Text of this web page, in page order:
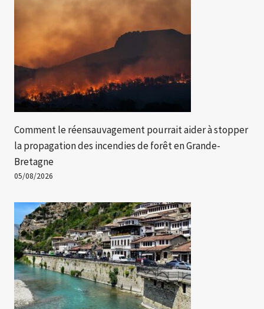
Comment le réensauvagement pourrait aider à stopper
la propagation des incendies de forêt en Grande-
Bretagne
05/08/2026